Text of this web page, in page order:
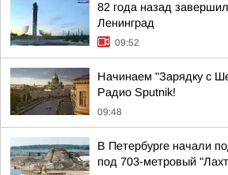
82 года назад
Ленинград
09:52
Начинаем "Зарядку с
Радио Sputnik!
09:48
В Петербурге начали
под 703-метровый